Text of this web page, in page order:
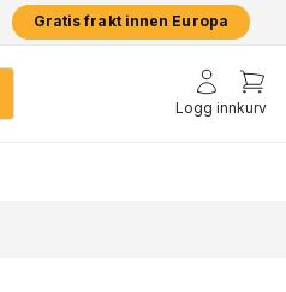
2 års garanti på alle produkter
Gratis frakt innen Europa
Logg innkurv